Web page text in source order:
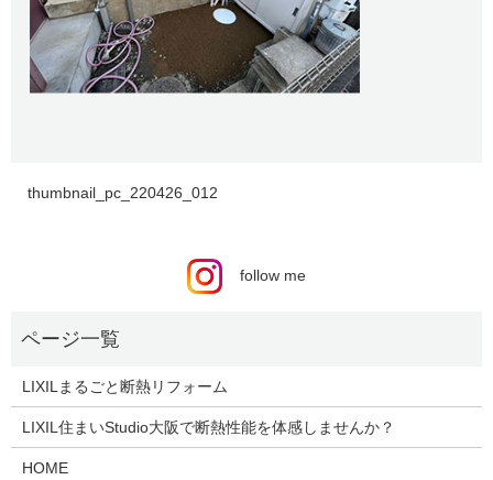
thumbnail_pc_220426_012
follow me
LIXILまるごと断熱リフォーム
LIXIL住まいStudio大阪で断熱性能を体感しませんか？
HOME